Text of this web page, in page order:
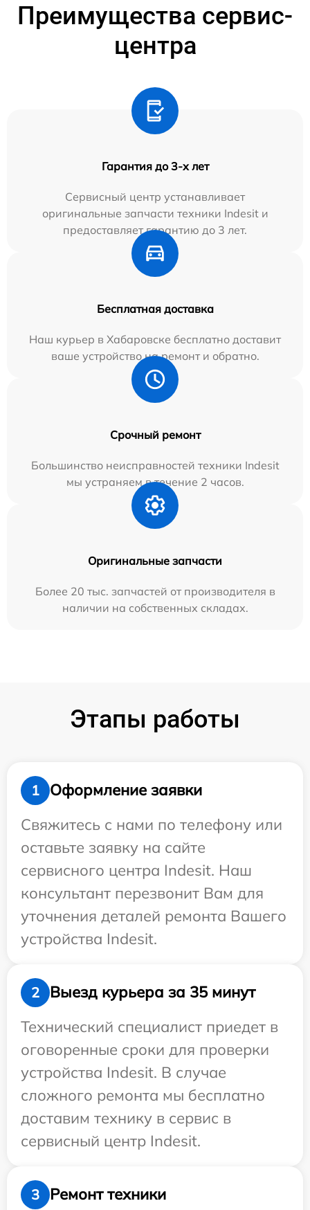
Преимущества сервис-
центра
Гарантия до 3-х лет
Сервисный центр устанавливает
оригинальные запчасти техники Indesit и
предоставляет гарантию до 3 лет.
Бесплатная доставка
Наш курьер в Хабаровске бесплатно доставит
ваше устройство на ремонт и обратно.
Срочный ремонт
Большинство неисправностей техники Indesit
мы устраняем в течение 2 часов.
Оригинальные запчасти
Более 20 тыс. запчастей от производителя в
наличии на собственных складах.
Этапы работы
1
Оформление заявки
Свяжитесь с нами по телефону или
оставьте заявку на сайте
сервисного центра Indesit. Наш
консультант перезвонит Вам для
уточнения деталей ремонта Вашего
устройства Indesit.
2
Выезд курьера за 35 минут
Технический специалист приедет в
оговоренные сроки для проверки
устройства Indesit. В случае
сложного ремонта мы бесплатно
доставим технику в сервис в
сервисный центр Indesit.
3 Ремонт техники